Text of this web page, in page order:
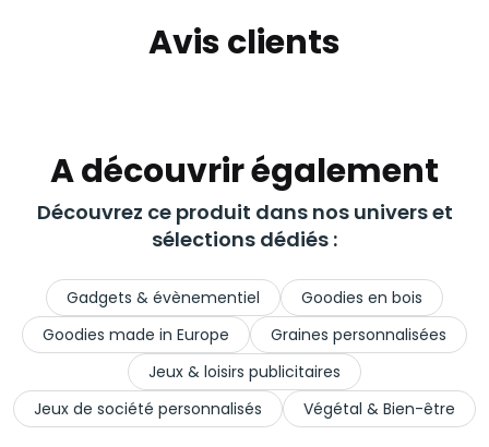
Avis clients
A découvrir également
Découvrez ce produit dans nos univers et
sélections dédiés :
Gadgets & évènementiel
Goodies en bois
Goodies made in Europe
Graines personnalisées
Jeux & loisirs publicitaires
Jeux de société personnalisés
Végétal & Bien-être